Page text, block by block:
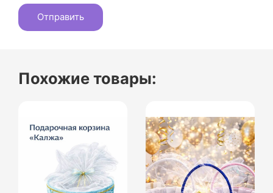
Похожие товары: